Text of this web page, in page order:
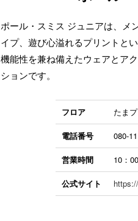
ポール・スミス ジュニアは、メ
イプ、遊び心溢れるプリントと
機能性を兼ね備えたウェアとア
ションです。
フロア たま
電話番号 080-
営業時間 10：
公式サイト